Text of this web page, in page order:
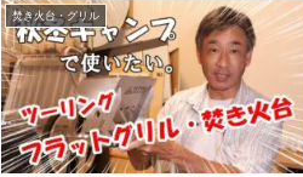
焚き火台・グリル